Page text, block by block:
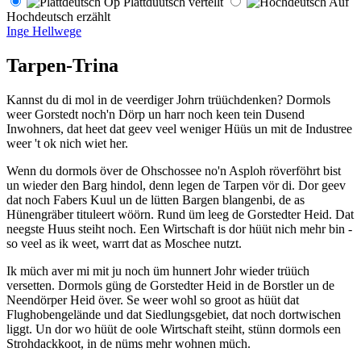
Hochdeutsch erzählt
Inge Hellwege
Tarpen-Trina
Kannst du di mol in de veerdiger Johrn trüüchdenken? Dormols
weer Gorstedt noch'n Dörp un harr noch keen tein Dusend
Inwohners, dat heet dat geev veel weniger Hüüs un mit de Industree
weer 't ok nich wiet her.
Wenn du dormols över de Ohschossee no'n Asploh röverföhrt bist
un wieder den Barg hindol, denn legen de Tarpen vör di. Dor geev
dat noch Fabers Kuul un de lütten Bargen blangenbi, de as
Hünengräber tituleert wöörn. Rund üm leeg de Gorstedter Heid. Dat
neegste Huus steiht noch. Een Wirtschaft is dor hüüt nich mehr bin -
so veel as ik weet, warrt dat as Moschee nutzt.
Ik müch aver mi mit ju noch üm hunnert Johr wieder trüüch
versetten. Dormols güng de Gorstedter Heid in de Borstler un de
Neendörper Heid över. Se weer wohl so groot as hüüt dat
Flughobengelände und dat Siedlungsgebiet, dat noch dortwischen
liggt. Un dor wo hüüt de oole Wirtschaft steiht, stünn dormols een
Strohdackkoot, in de nüms mehr wohnen müch.